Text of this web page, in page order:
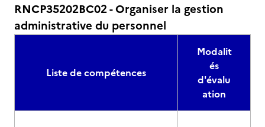
RNCP35202BC02 - Organiser la gestion
administrative du personnel
Liste de compétences
Modalit
és
d'évalu
ation